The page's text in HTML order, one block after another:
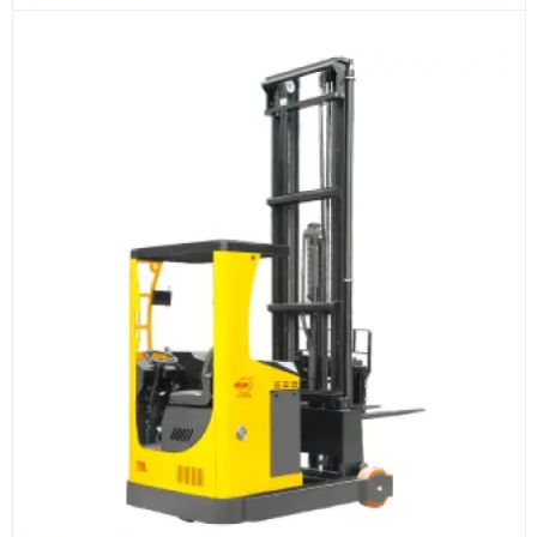
поставляются транспортными компаниями.
Основные поставки выполняются из России,
Казахстана и Китая — в зависимости от выбранного
поставщика, наличия товара и условий сделки.
Перед отгрузкой товары проходят визуальную
проверку. По запросу клиента мы можем отправить
фото- или видеоотчёт о состоянии товара на
момент отправки.
Срок поставки зависит от наличия товара у
поставщика, города доставки, габаритов груза,
выбранной транспортной компании и условий
Средний срок доставки по большинству
поставок составляет 7–14 дней. По товарам в